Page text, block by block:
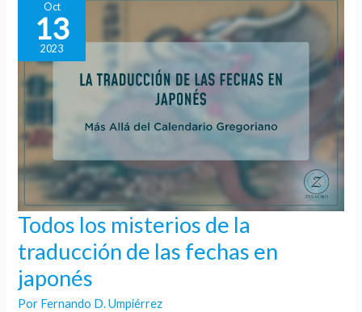
Oct
13
2023
Todos los misterios de la
traducción de las fechas en
japonés
Por Fernando D. Umpiérrez
Todos
misterios
de
la